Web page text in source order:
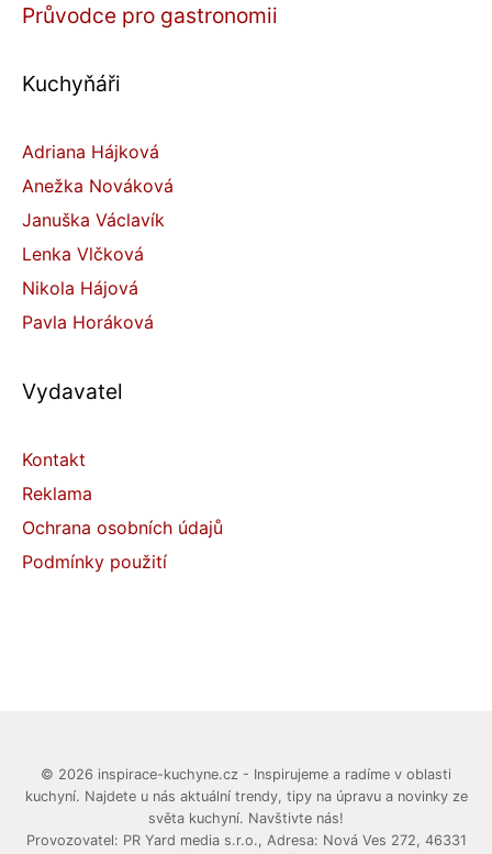
Průvodce pro gastronomii
Kuchyňáři
Adriana Hájková
Anežka Nováková
Januška Václavík
Lenka Vlčková
Nikola Hájová
Pavla Horáková
Vydavatel
Kontakt
Reklama
Ochrana osobních údajů
Podmínky použití
© 2026 inspirace-kuchyne.cz - Inspirujeme a radíme v oblasti
kuchyní. Najdete u nás aktuální trendy, tipy na úpravu a novinky ze
světa kuchyní. Navštivte nás!
Provozovatel: PR Yard media s.r.o., Adresa: Nová Ves 272, 46331